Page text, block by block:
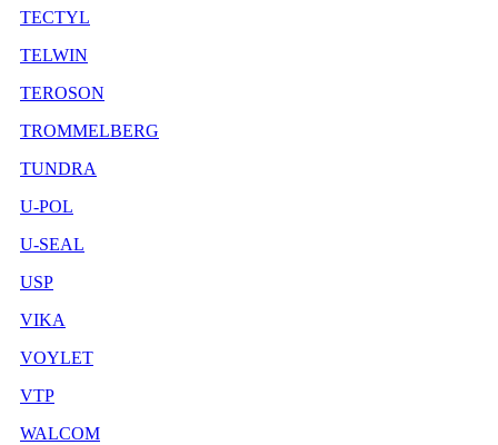
TECTYL
TELWIN
TEROSON
TROMMELBERG
TUNDRA
U-POL
U-SEAL
USP
VIKA
VOYLET
VTP
WALCOM